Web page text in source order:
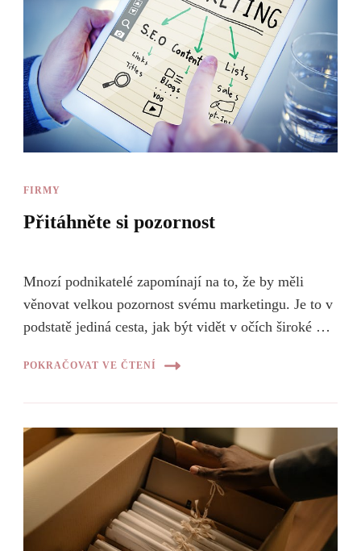
FIRMY
Přitáhněte si pozornost
Mnozí podnikatelé zapomínají na to, že by měli
věnovat velkou pozornost svému marketingu. Je to v
podstatě jediná cesta, jak být vidět v očích široké …
POKRAČOVAT VE ČTENÍ